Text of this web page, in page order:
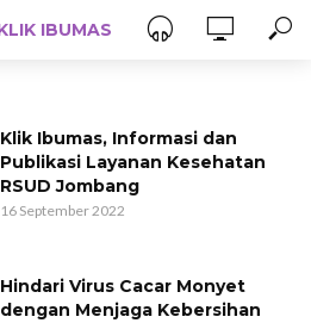
Klik Ibumas, Informasi dan
Publikasi Layanan Kesehatan
RSUD Jombang
16 September 2022
Hindari Virus Cacar Monyet
dengan Menjaga Kebersihan